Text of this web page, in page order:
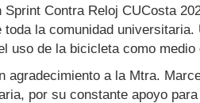
Sprint Contra Reloj CUCosta
toda la comunidad
uso de la bicicleta como
agradecimiento a la Mtra.
por su constante apoyo